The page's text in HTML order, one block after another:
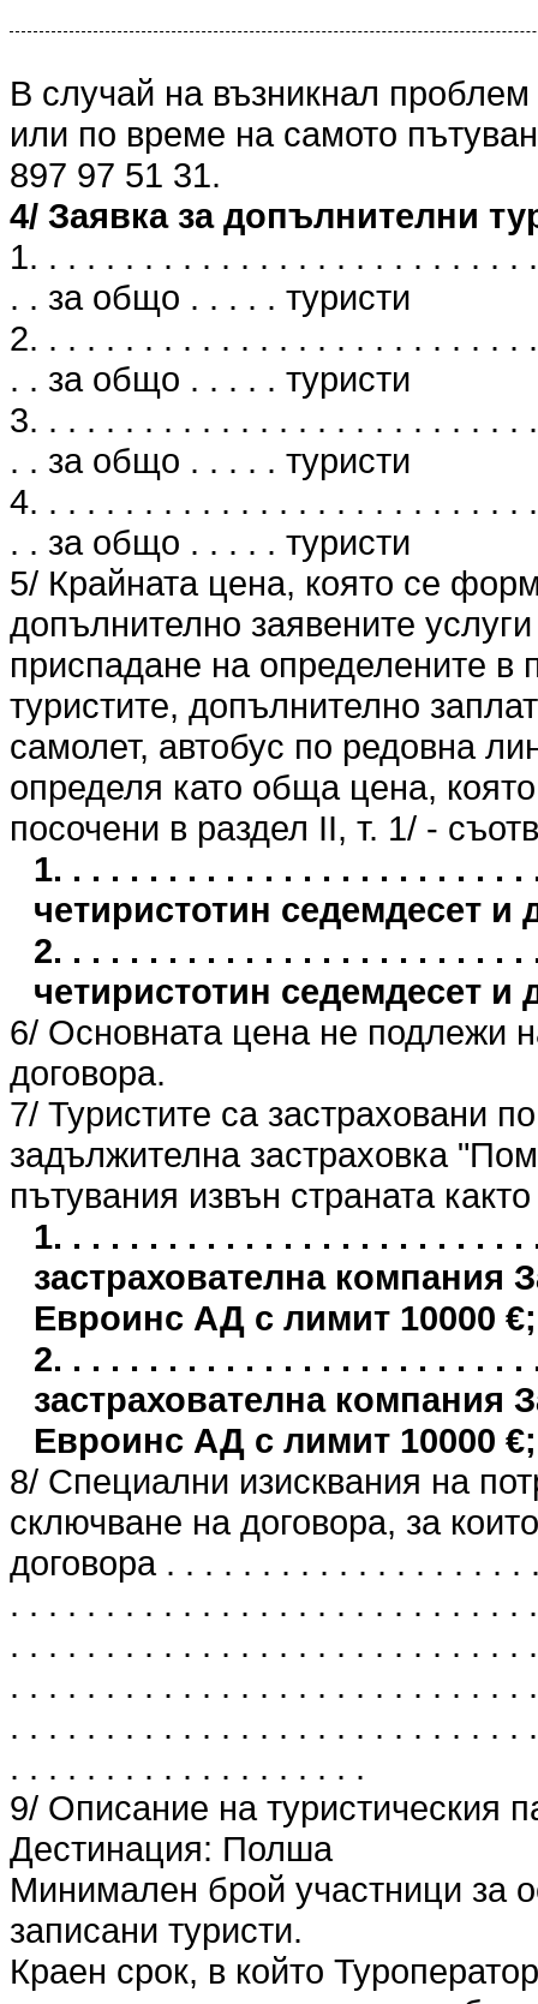
В случай на възникнал
или по време на самото
897 97 51 31.
4/ Заявка за допълнителни
1. . . . . . . . . . . . . . . . . . . . . . . . .
. . за общо . . . . . туристи
2. . . . . . . . . . . . . . . . . . . . . . . . .
. . за общо . . . . . туристи
3. . . . . . . . . . . . . . . . . . . . . . . . .
. . за общо . . . . . туристи
4. . . . . . . . . . . . . . . . . . . . . . . . .
. . за общо . . . . . туристи
5/ Крайната цена, която се
допълнително заявените
приспадане на определените в
туристите, допълнително
самолет, автобус по редовна
определя като обща цена,
посочени в раздел II, т. 1/ -
1. . . . . . . . . . . . . . . . . . . . . . . .
четиристотин седемдесет и
2. . . . . . . . . . . . . . . . . . . . . . . .
четиристотин седемдесет и
6/ Основната цена не подлежи
договора.
7/ Туристите са застраховани
задължителна застраховка
пътувания извън страната
1. . . . . . . . . . . . . . . . . . . . . . . .
застрахователна компания
Евроинс АД с лимит 10000 €;
2. . . . . . . . . . . . . . . . . . . . . . . .
застрахователна компания
Евроинс АД с лимит 10000 €;
8/ Специални изисквания на
сключване на договора, за
договора . . . . . . . . . . . . . . . . . .
. . . . . . . . . . . . . . . . . . . . . . . . . .
. . . . . . . . . . . . . . . . . . . . . . . . . .
. . . . . . . . . . . . . . . . . . . . . . . . . .
. . . . . . . . . . . . . . . . . . . . . . . . . .
. . . . . . . . . . . . . . . . . . .
9/ Описание на туристическия
Дестинация: Полша
Минимален брой участници за
записани туристи.
Краен срок, в който